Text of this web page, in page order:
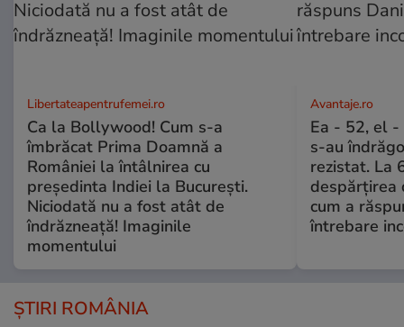
Libertateapentrufemei.ro
Ca la Bollywood! Cum s-a
îmbrăcat Prima Doamnă a
României la întâlnirea cu
președinta Indiei la București.
Niciodată nu a fost atât de
îndrăzneață! Imaginile
momentului
Avantaje.ro
Ea - 52, el -
s-au
rezistat. La
despărțirea
cum a
întrebare
ȘTIRI ROMÂNIA